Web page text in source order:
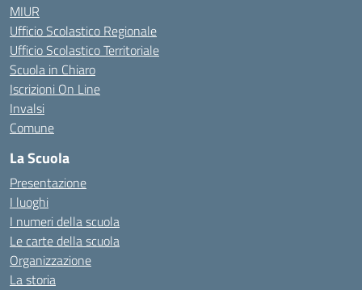
MIUR
Ufficio Scolastico Regionale
Ufficio Scolastico Territoriale
Scuola in Chiaro
Iscrizioni On Line
Invalsi
Comune
La Scuola
Presentazione
I luoghi
I numeri della scuola
Le carte della scuola
Organizzazione
La storia